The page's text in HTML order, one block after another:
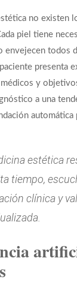
no existen
piel tiene
envejecen todos
presenta
y
a una
estética
tiempo,
clínica y